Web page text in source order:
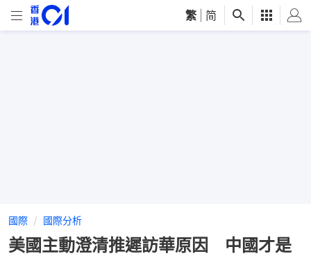
繁 简
國際 國際分析
美國主動澄清推遲訪華原因 中國才是